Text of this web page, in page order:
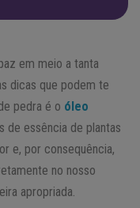
em meio a tanta
dicas que podem te
pedra é o óleo
de essência de plantas
e, por consequência,
no nosso
apropriada.